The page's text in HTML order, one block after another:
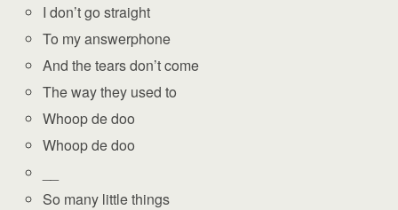
I don’t go straight
To my answerphone
And the tears don’t come
The way they used to
Whoop de doo
Whoop de doo
So many little things